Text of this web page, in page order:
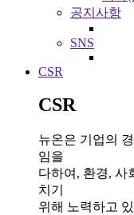
공지사항
SNS
CSR
CSR
뉴온은 기업의
임을
다하여, 환경, 사
치기
위해 노력하고